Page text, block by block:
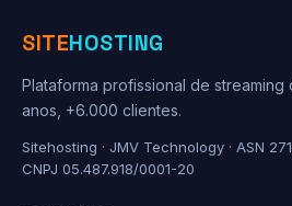
SITEHOSTING
Plataforma profissional de
anos, +6.000 clientes.
Sitehosting · JMV Technology · ASN
CNPJ 05.487.918/0001-20